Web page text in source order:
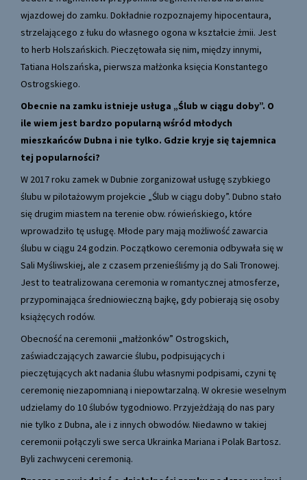
wjazdowej do zamku. Dokładnie rozpoznajemy hipocentaura,
strzelającego z łuku do własnego ogona w kształcie żmii. Jest
to herb Holszańskich. Pieczętowała się nim, między innymi,
Tatiana Holszańska, pierwsza małżonka księcia Konstantego
Ostrogskiego.
Obecnie na zamku istnieje usługa „Ślub w ciągu doby”. O
ile wiem jest bardzo popularną wśród młodych
mieszkańców Dubna i nie tylko. Gdzie kryje się tajemnica
tej popularności?
W 2017 roku zamek w Dubnie zorganizował usługę szybkiego
ślubu w pilotażowym projekcie „Ślub w ciągu doby”. Dubno stało
się drugim miastem na terenie obw. rówieńskiego, które
wprowadziło tę usługę. Młode pary mają możliwość zawarcia
ślubu w ciągu 24 godzin. Początkowo ceremonia odbywała się w
Sali Myśliwskiej, ale z czasem przenieśliśmy ją do Sali Tronowej.
Jest to teatralizowana ceremonia w romantycznej atmosferze,
przypominająca średniowieczną bajkę, gdy pobierają się osoby
książęcych rodów.
Obecność na ceremonii „małżonków” Ostrogskich,
zaświadczających zawarcie ślubu, podpisujących i
pieczętujących akt nadania ślubu własnymi podpisami, czyni tę
ceremonię niezapomnianą i niepowtarzalną. W okresie weselnym
udzielamy do 10 ślubów tygodniowo. Przyjeżdżają do nas pary
nie tylko z Dubna, ale i z innych obwodów. Niedawno w takiej
ceremonii połączyli swe serca Ukrainka Mariana i Polak Bartosz.
Byli zachwyceni ceremonią.